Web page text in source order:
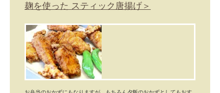
麹を使った スティック唐揚げ＞